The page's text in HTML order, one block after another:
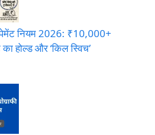
नियम 2026: ₹10,000+
होल्ड और ‘किल स्विच’